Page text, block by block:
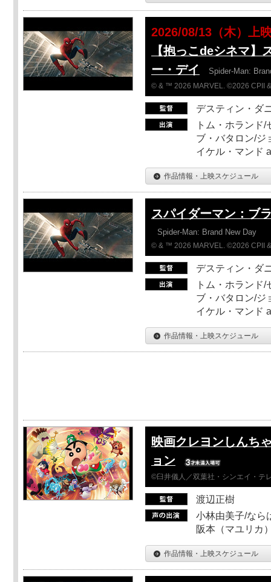
2026/08/13（木）上
【抱っこdeシネマ】
ー・デイ
Spider-Man:
© & ™ 2026 MARVEL. ©2026 CPII
デスティン・ダ
トム・ホランド
ブ・バタロン/ジ
イケル・マンド
作品情報・上映スケジュール
スパイダーマン：ブ
Spider-Man: Brand New Day
© & ™ 2026 MARVEL. ©2026 CPII
デスティン・ダ
トム・ホランド
ブ・バタロン/ジ
イケル・マンド
作品情報・上映スケジュール
映画クレヨンしんち
ョン
©臼井儀人／双葉社・シンエイ・テ
渡辺正樹
小林由美子/なら
阪本（マユリカ
作品情報・上映スケジュール